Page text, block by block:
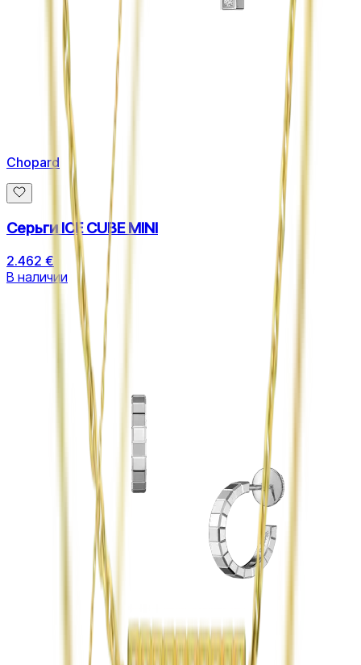
Chopard
Серьги ICE CUBE MINI
2.462 €
В наличии